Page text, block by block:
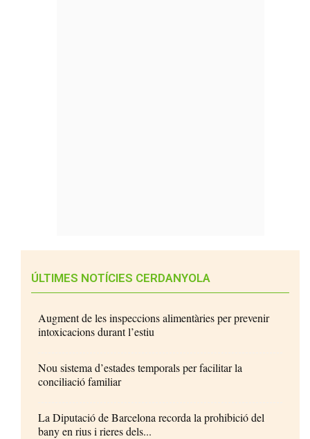
ÚLTIMES NOTÍCIES CERDANYOLA
Augment de les inspeccions alimentàries per prevenir
intoxicacions durant l’estiu
Nou sistema d’estades temporals per facilitar la
conciliació familiar
La Diputació de Barcelona recorda la prohibició del
bany en rius i rieres dels...